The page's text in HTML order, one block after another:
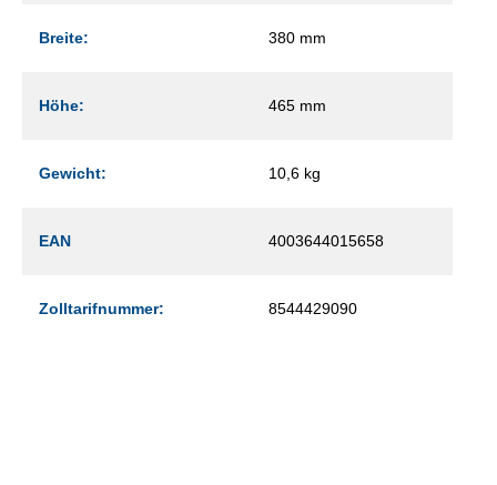
Breite: 380 mm
Höhe: 465 mm
Gewicht: 10,6 kg
EAN 4003644015658
Zolltarifnummer: 8544429090